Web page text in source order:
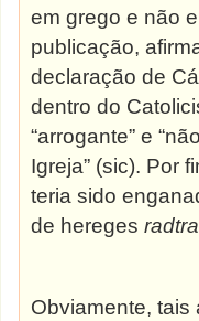
em grego e não
publicação,
declaração de
dentro do
“arrogante” e
Igreja” (sic). Por
teria sido
de hereges
Obviamente, tais